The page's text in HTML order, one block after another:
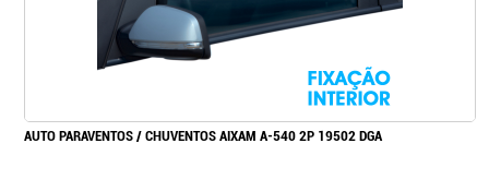
AUTO PARAVENTOS / CHUVENTOS AIXAM A-540 2P 19502 DGA